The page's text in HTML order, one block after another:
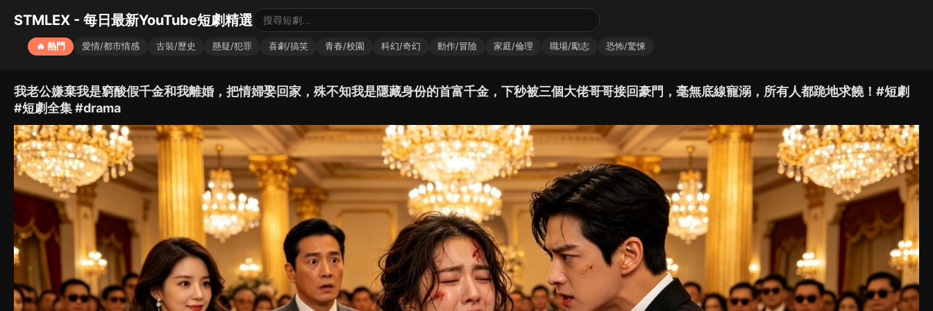
STMLEX - 每日最新YouTube短劇精選
🔥 熱門 愛情/都市情感 古裝/歷史 懸疑/犯罪 喜劇/搞笑 青春/校園 科幻/奇幻 動作/冒險 家庭/倫理 職場/勵志 恐怖/驚悚
我老公嫌棄我是窮酸假千金和我離婚，把情婦娶回家，殊不知我是隱藏身份的首富千金，下秒被三個大佬哥哥接回豪門，毫無底線寵溺，所有人都跪地求饒！#短劇
#短劇全集 #drama